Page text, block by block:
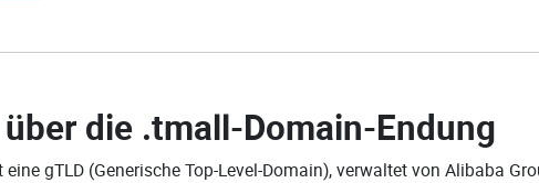
die .tmall-Domain-Endung
eine gTLD (Generische Top-Level-Domain), verwaltet von Alibaba